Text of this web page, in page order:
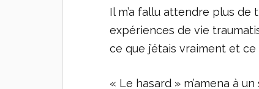
Il m’a fallu attendre plus de
expériences de vie
ce que j’étais vraiment et
« Le hasard » m’amena à